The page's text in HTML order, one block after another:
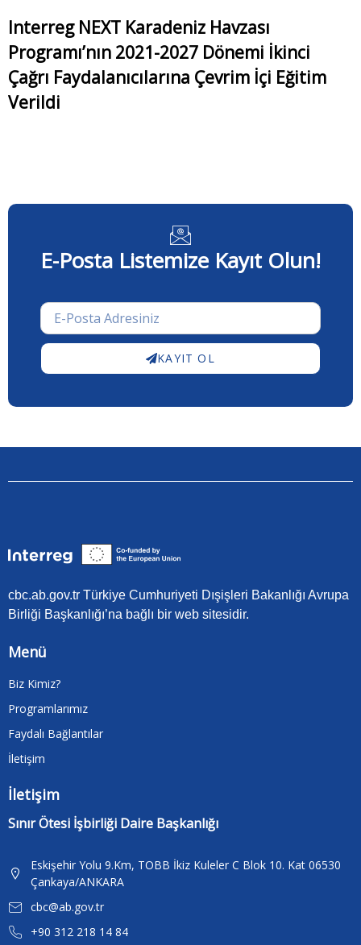
Interreg NEXT Karadeniz Havzası
Programı’nın 2021-2027 Dönemi İkinci
Çağrı Faydalanıcılarına Çevrim İçi Eğitim
Verildi
E-Posta Listemize Kayıt Olun!
KAYIT OL
cbc.ab.gov.tr Türkiye Cumhuriyeti Dışişleri Bakanlığı Avrupa
Birliği Başkanlığı’na bağlı bir web sitesidir.
Menü
Biz Kimiz?
Programlarımız
Faydalı Bağlantılar
İletişim
İletişim
Sınır Ötesi İşbirliği Daire Başkanlığı
Eskişehir Yolu 9.Km, TOBB İkiz Kuleler C Blok 10. Kat 06530
Çankaya/ANKARA
cbc@ab.gov.tr
+90 312 218 14 84